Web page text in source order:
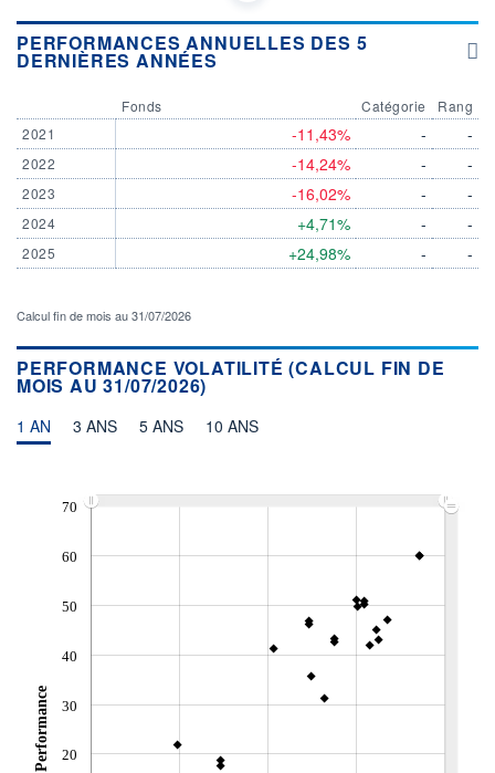
OPCVM DERNIER COURS CONNU AU 06/08/2026
Consulter le prospectus / DIC
10/04
140
180
TARIFS PRIVILÉGIÉS 0%
ÉLIGIBILITÉ
CTO BUSINESS
ACTIF NET (EUR)
697M / 31.07.26
NOTATION MORNINGSTAR ⁽¹⁾
RISQUE DU FONDS (SRI)
+ PORTEFEUILLE
PERFORMANCES ANNUELLES DES 5
DERNIÈRES ANNÉES
2021
2022
2023
2024
2025
Fonds
-11,43%
-14,24%
-16,02%
+4,71%
+24,98%
Catégorie
-
-
-
-
-
Rang
-
-
-
-
-
Calcul fin de mois au 31/07/2026
PERFORMANCE VOLATILITÉ (CALCUL FIN DE
MOIS AU 31/07/2026)
1 AN 3 ANS 5 ANS 10 ANS
20
30
40
50
60
70
Performance